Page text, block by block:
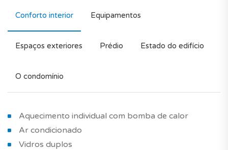
Conforto interior Equipamentos
Espaços exteriores Prédio Estado do edifício
O condomínio
Aquecimento individual com bomba de calor
Ar condicionado
Vidros duplos